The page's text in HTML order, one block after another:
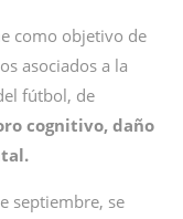
como objetivo de
asociados a la
fútbol, de
cognitivo, daño
septiembre, se